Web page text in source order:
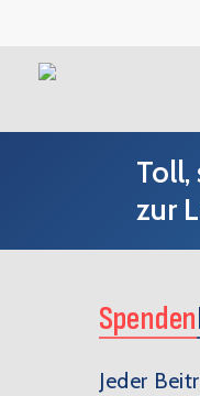
main
Toll,
zur
Spenden
Jeder